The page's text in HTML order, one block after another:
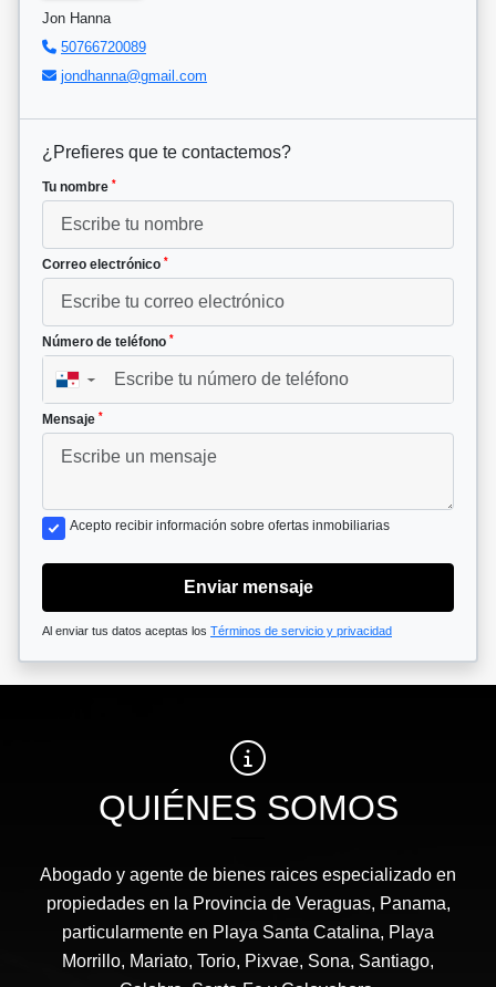
Jon Hanna
50766720089
jondhanna@gmail.com
¿Prefieres que te contactemos?
Tu nombre *
Correo electrónico *
Número de teléfono *
▼
Mensaje *
Acepto recibir información sobre ofertas inmobiliarias
Enviar mensaje
Al enviar tus datos aceptas los Términos de servicio y privacidad
QUIÉNES SOMOS
Abogado y agente de bienes raices especializado en
propiedades en la Provincia de Veraguas, Panama,
particularmente en Playa Santa Catalina, Playa
Morrillo, Mariato, Torio, Pixvae, Sona, Santiago,